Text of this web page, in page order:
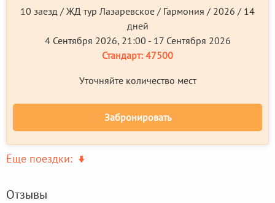
10 заезд / ЖД тур Лазаревское / Гармония / 2026 / 14
дней
4 Сентября 2026, 21:00 - 17 Сентября 2026
Стандарт: 47500
Уточняйте количество мест
Забронировать
Еще поездки:
Отзывы